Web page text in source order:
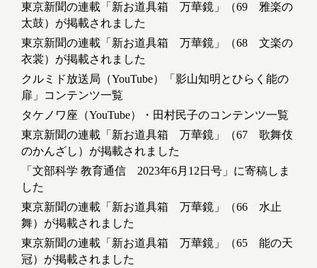
東京新聞の連載「新お道具箱 万華鏡」（69 雅楽の
太鼓）が掲載されました
東京新聞の連載「新お道具箱 万華鏡」（68 文楽の
衣裳）が掲載されました
クルミド放送局（YouTube）「影山知明とひらく能の
扉」コンテンツ一覧
タケノワ座（YouTube）・田村民子のコンテンツ一覧
東京新聞の連載「新お道具箱 万華鏡」（67 歌舞伎
のかんざし）が掲載されました
「文部科学 教育通信 2023年6月12日号」に寄稿しま
した
東京新聞の連載「新お道具箱 万華鏡」（66 水止
舞）が掲載されました
東京新聞の連載「新お道具箱 万華鏡」（65 能の天
冠）が掲載されました